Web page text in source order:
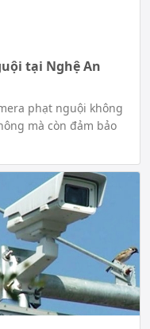
tại Nghệ An
phạt nguội không
mà còn đảm bảo